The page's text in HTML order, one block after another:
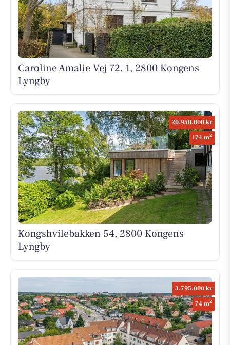
Caroline Amalie Vej 72, 1, 2800 Kongens
Lyngby
20.950.000 kr
174 m2
Kongshvilebakken 54, 2800 Kongens
Lyngby
3.795.000 kr
74 m2